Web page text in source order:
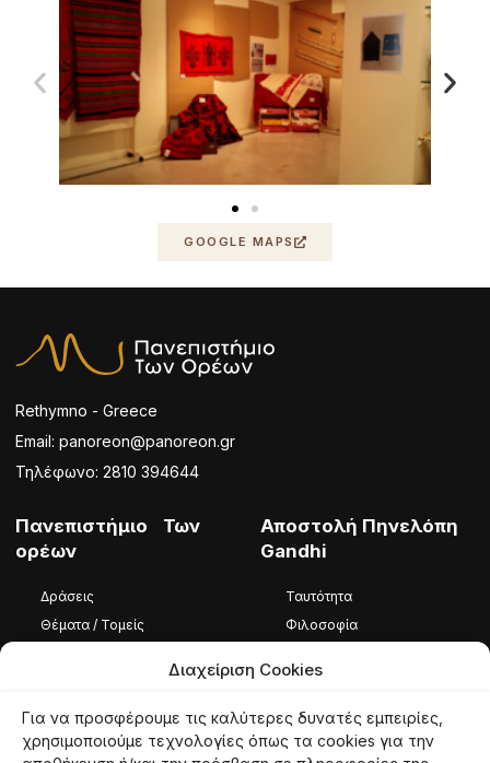
Διαχείριση Cookies
Για να προσφέρουμε τις καλύτερες δυνατές εμπειρίες,
χρησιμοποιούμε τεχνολογίες όπως τα cookies για την
GOOGLE MAPS
Rethymno - Greece
Email: panoreon@panoreon.gr
Τηλέφωνο: 2810 394644
Πανεπιστήμιο Των
ορέων
Δράσεις
Θέματα / Τομείς
Αποστολή Πηνελόπη
Gandhi
Ταυτότητα
Φιλοσοφία
Ταυτότητα